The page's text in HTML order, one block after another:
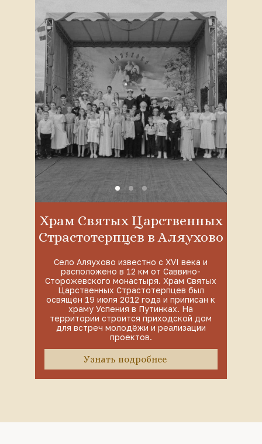
Храм Святых Царственных
Страстотерпцев в Аляухово
Село Аляухово известно с XVI века и
расположено в 12 км от Саввино-
Сторожевского монастыря. Храм Святых
Царственных Страстотерпцев был
освящён 19 июля 2012 года и приписан к
храму Успения в Путинках. На
территории строится приходской дом
для встреч молодёжи и реализации
проектов.
Узнать подробнее